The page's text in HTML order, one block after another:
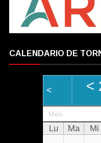
CALENDARIO DE
< <
Mes
Lu Ma Mi